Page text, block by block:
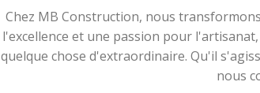
Chez MB Construction, nous
l'excellence et une passion pour
quelque chose d'extraordinaire. Qu'il
nous